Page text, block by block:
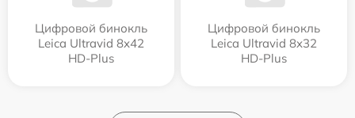
Цифровой бинокль
Leica Ultravid 8x42
HD-Plus
Цифровой бинокль
Leica Ultravid 8x32
HD-Plus